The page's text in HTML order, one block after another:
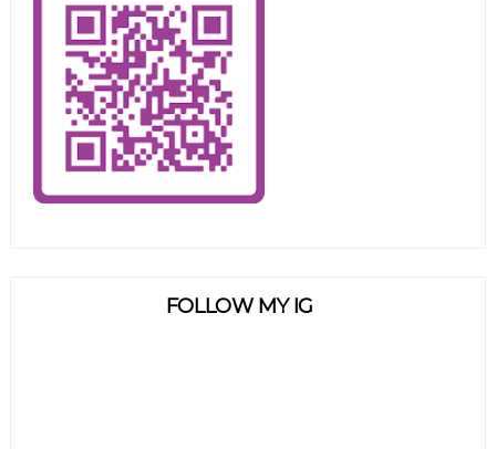
FOLLOW MY IG